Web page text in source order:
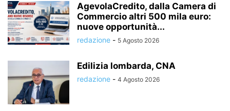
AgevolaCredito, dalla Camera di
Commercio altri 500 mila euro:
nuove opportunità...
redazione - 5 Agosto 2026
Edilizia lombarda, CNA
redazione - 4 Agosto 2026